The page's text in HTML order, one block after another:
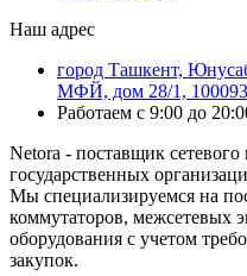
Наш адрес
город Ташкент,
МФЙ, дом 28/1, 100093
Работаем с 9:00 до
Netora - поставщик
государственных
Мы специализируемся на
коммутаторов, межсетевых
оборудования с учетом
закупок.